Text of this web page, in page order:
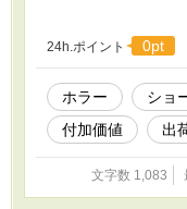
24h.ポイント 0pt
ホラー ショ
付加価値
出
文字数 1,083